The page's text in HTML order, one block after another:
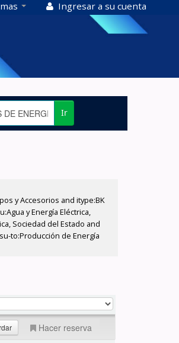
Ingresar a su cuenta
Ir
y Accesorios and itype:BK
y Energía Eléctrica,
Sociedad del Estado and
to:Producción de Energía
Hacer reserva